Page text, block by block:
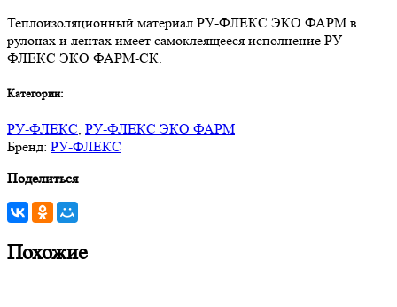
Теплоизоляционный материал РУ-ФЛЕКС ЭКО ФАРМ в
рулонах и лентах имеет самоклеящееся исполнение РУ-
ФЛЕКС ЭКО ФАРМ-СК.
Категории:
РУ-ФЛЕКС, РУ-ФЛЕКС ЭКО ФАРМ
Бренд: РУ-ФЛЕКС
Поделиться
Похожие